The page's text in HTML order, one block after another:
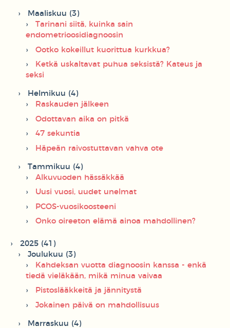
Maaliskuu (3)
Tarinani siitä, kuinka sain
endometrioosidiagnoosin
Ootko kokeillut kuorittua kurkkua?
Ketkä uskaltavat puhua seksistä? Kateus ja
seksi
Helmikuu (4)
Raskauden jälkeen
Odottavan aika on pitkä
47 sekuntia
Häpeän raivostuttavan vahva ote
Tammikuu (4)
Alkuvuoden hässäkkää
Uusi vuosi, uudet unelmat
PCOS-vuosikoosteeni
Onko oireeton elämä ainoa mahdollinen?
2025 (41)
Joulukuu (3)
Kahdeksan vuotta diagnoosin kanssa - enkä
tiedä vieläkään, mikä minua vaivaa
Pistoslääkkeitä ja jännitystä
Jokainen päivä on mahdollisuus
Marraskuu (4)